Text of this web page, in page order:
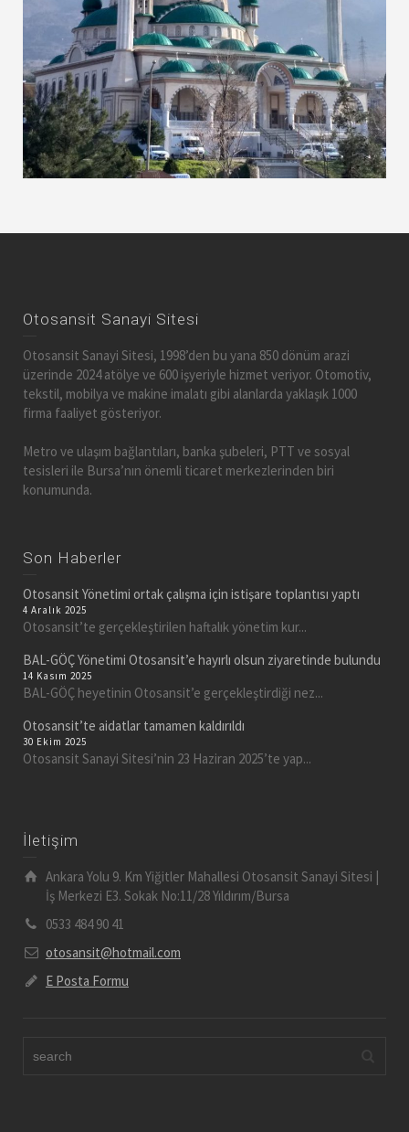
Otosansit Sanayi Sitesi
Otosansit Sanayi Sitesi, 1998’den bu yana 850 dönüm arazi
üzerinde 2024 atölye ve 600 işyeriyle hizmet veriyor. Otomotiv,
tekstil, mobilya ve makine imalatı gibi alanlarda yaklaşık 1000
firma faaliyet gösteriyor.
Metro ve ulaşım bağlantıları, banka şubeleri, PTT ve sosyal
tesisleri ile Bursa’nın önemli ticaret merkezlerinden biri
konumunda.
Son Haberler
Otosansit Yönetimi ortak çalışma için istişare toplantısı yaptı
4 Aralık 2025
Otosansit’te gerçekleştirilen haftalık yönetim kur...
BAL-GÖÇ Yönetimi Otosansit’e hayırlı olsun ziyaretinde bulundu
14 Kasım 2025
BAL-GÖÇ heyetinin Otosansit’e gerçekleştirdiği nez...
Otosansit’te aidatlar tamamen kaldırıldı
30 Ekim 2025
Otosansit Sanayi Sitesi’nin 23 Haziran 2025’te yap...
İletişim
Ankara Yolu 9. Km Yiğitler Mahallesi Otosansit Sanayi Sitesi |
İş Merkezi E3. Sokak No:11/28 Yıldırım/Bursa
0533 484 90 41
otosansit@hotmail.com
E Posta Formu